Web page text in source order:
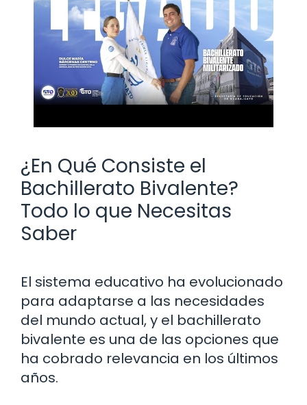
¿En Qué Consiste el
Bachillerato Bivalente?
Todo lo que Necesitas
Saber
El sistema educativo ha evolucionado
para adaptarse a las necesidades
del mundo actual, y el bachillerato
bivalente es una de las opciones que
ha cobrado relevancia en los últimos
años.